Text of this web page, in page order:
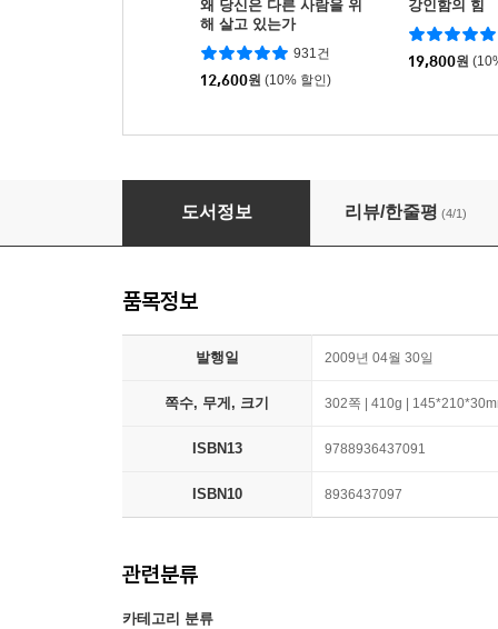
왜 당신은 다른 사람을 위
해 살고 있는가
931건
12,600원 (10% 할인)
강인함의 힘
19,800원
도서정보 리뷰/한줄평 (4/1)
품목정보
발행일 2009년 04월 30일
쪽수, 무게, 크기 302쪽 | 410g |
ISBN13 9788936437091
ISBN10 8936437097
관련분류
카테고리 분류